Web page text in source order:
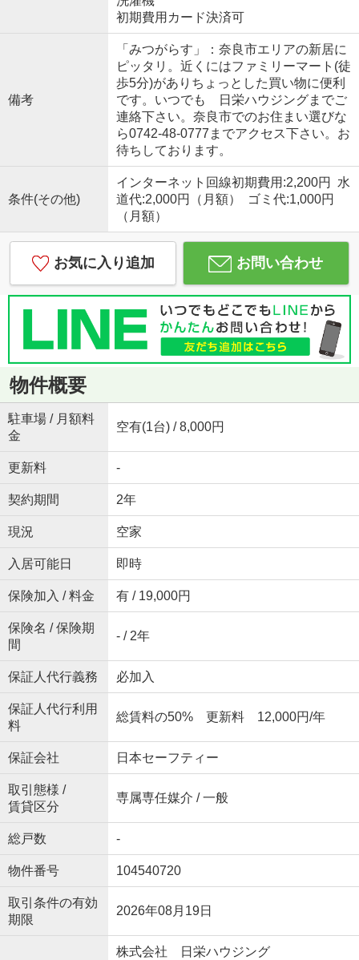
初期費用カード決済可
備考
「みつがらす」：奈良市エリアの新居に
ピッタリ。近くにはファミリーマート(徒
歩5分)がありちょっとした買い物に便利
です。いつでも 日栄ハウジングまでご
連絡下さい。奈良市でのお住まい選びな
ら0742-48-0777までアクセス下さい。お
待ちしております。
条件(その他)
インターネット回線初期費用:2,200円 水
道代:2,000円（月額） ゴミ代:1,000円
（月額）
お気に入り追加 お問い合わせ
物件概要
駐車場 / 月額料
金
空有(1台) / 8,000円
更新料 -
契約期間 2年
現況 空家
入居可能日 即時
保険加入 / 料金 有 / 19,000円
保険名 / 保険期
間
- / 2年
保証人代行義務 必加入
保証人代行利用
料
総賃料の50% 更新料 12,000円/年
保証会社 日本セーフティー
取引態様 /
賃貸区分
専属専任媒介 / 一般
総戸数 -
物件番号 104540720
取引条件の有効
期限
2026年08月19日
株式会社 日栄ハウジング